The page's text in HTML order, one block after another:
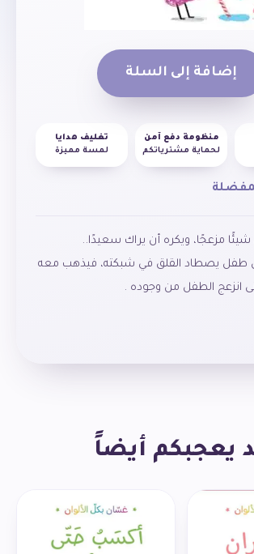
إضافة إلى السلة
منظومة دفع آمن
لحماية مشترياتكم
تغليف هدايا
لمسة مميزة
مزعجًا، ويكره أن يراك سعيدًا..
طفل يصطاد القلق في شبكته، فيذهب معه
انزعج الطفل من وجوده .
يعجبكم أيضاً